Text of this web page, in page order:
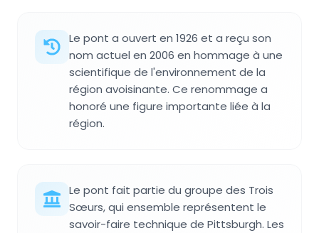
Le pont a ouvert en 1926 et a reçu son
nom actuel en 2006 en hommage à une
scientifique de l'environnement de la
région avoisinante. Ce renommage a
honoré une figure importante liée à la
région.
Le pont fait partie du groupe des Trois
Sœurs, qui ensemble représentent le
savoir-faire technique de Pittsburgh. Les